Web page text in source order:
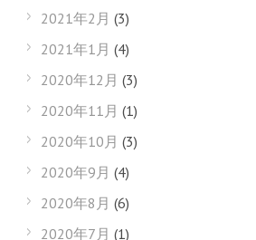
2021年2月 (3)
2021年1月 (4)
2020年12月 (3)
2020年11月 (1)
2020年10月 (3)
2020年9月 (4)
2020年8月 (6)
2020年7月 (1)